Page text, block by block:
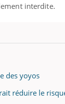
interdite.
des yoyos
réduire le
Les